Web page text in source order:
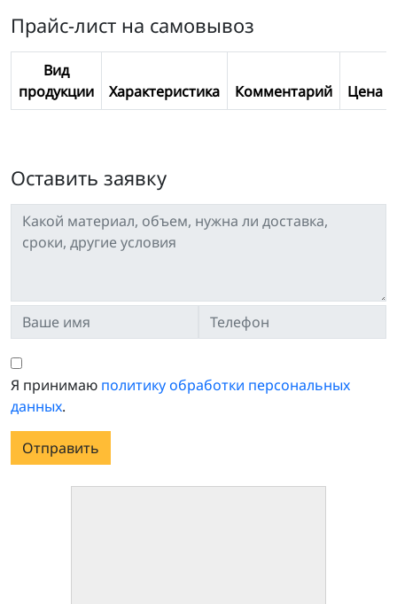
Прайс-лист на самовывоз
Вид
продукции
Характеристика Комментарий Цена
Оставить заявку
Я принимаю политику обработки персональных
данных.
Отправить